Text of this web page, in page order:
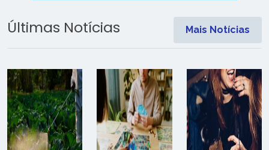
Últimas Notícias Mais Notícias